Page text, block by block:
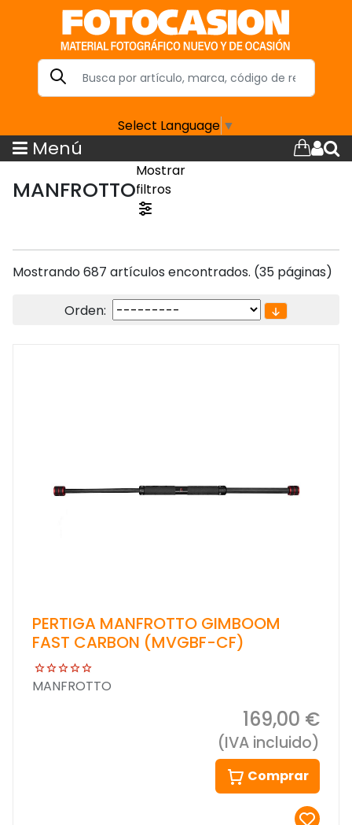
Select Language ▼
Menú
MANFROTTO
Mostrar
filtros
Mostrando 687 artículos encontrados. (35 páginas)
Orden:
PERTIGA MANFROTTO GIMBOOM
FAST CARBON (MVGBF-CF)
MANFROTTO
169,00 €
(IVA incluido)
Comprar